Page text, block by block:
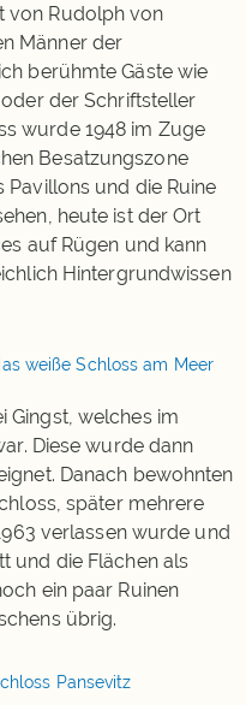
von Rudolph von
Männer der
berühmte Gäste wie
der Schriftsteller
wurde 1948 im Zuge
Besatzungszone
Pavillons und die Ruine
heute ist der Ort
auf Rügen und kann
Hintergrundwissen
Gingst, welches im
Diese wurde dann
Danach bewohnten
später mehrere
verlassen wurde und
und die Flächen als
ein paar Ruinen
übrig.